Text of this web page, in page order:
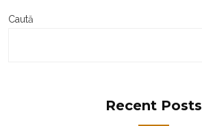
Caută
Recent Posts